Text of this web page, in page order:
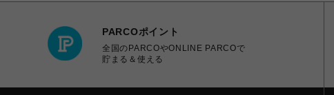
PARCOポイント
全国のPARCOやONLINE PARCOで
貯まる＆使える